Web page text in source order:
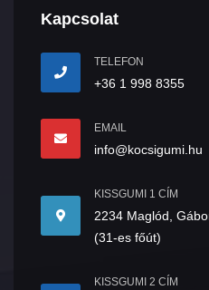
Kapcsolat
TELEFON
+36 1 998 8355
EMAIL
info@kocsigumi.hu
KISSGUMI 1 CÍM
2234 Maglód,
(31-es főút)
KISSGUMI 2 CÍM